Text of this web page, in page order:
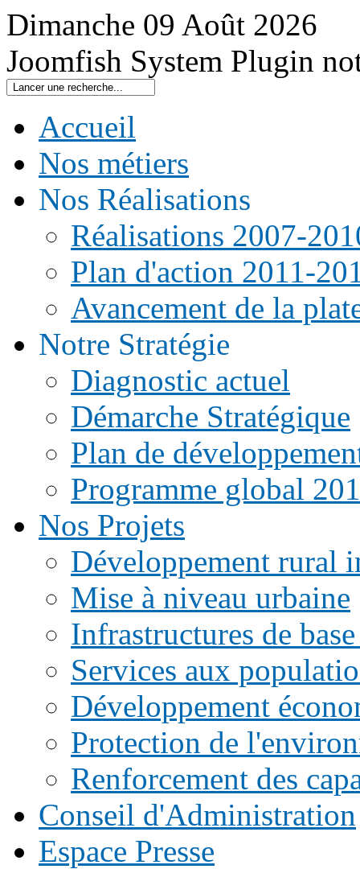
Dimanche 09 Août 2026
Joomfish System Plugin
Accueil
Nos métiers
Nos Réalisations
Réalisations 2007-
Plan d'action 2011-
Avancement de la
Notre Stratégie
Diagnostic actuel
Démarche Stratégique
Plan de
Programme global
Nos Projets
Développement rural
Mise à niveau urbaine
Infrastructures de
Services aux
Développement
Protection de
Renforcement des
Conseil d'Administration
Espace Presse